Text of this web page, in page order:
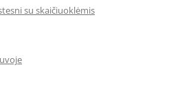
su skaičiuoklėmis